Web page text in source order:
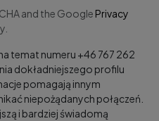
and the Google Privacy
temat numeru +46 767 262
dokładniejszego profilu
pomagają innym
niepożądanych połączeń.
i bardziej świadomą